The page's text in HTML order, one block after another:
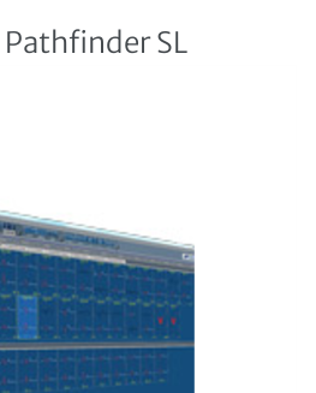
SL